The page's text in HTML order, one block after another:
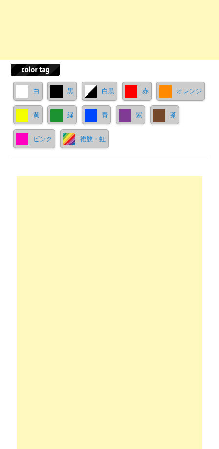
白 黒 白黒 赤 オレンジ
黄 緑 青 紫 茶
ピンク 複数・虹